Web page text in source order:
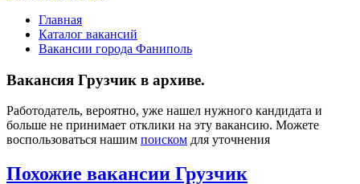
Главная
Каталог вакансий
Вакансии города Фаниполь
Вакансия Грузчик в архиве.
Работодатель, вероятно, уже нашел нужного кандидата и
больше не принимает отклики на эту вакансию. Можете
воспользоваться нашим поиском для уточнения
Похожие вакансии Грузчик